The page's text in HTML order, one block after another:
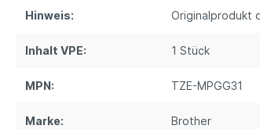
Hinweis: Originalprodukt
Inhalt VPE: 1 Stück
MPN: TZE-MPGG31
Marke: Brother